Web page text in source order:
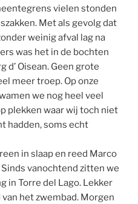
vielen stonden
Met als gevolg dat
weinig afval lag na
was het in de bochten
d’ Oisean. Geen grote
meer troep. Op onze
we nog heel veel
plekken waar wij toch niet
hadden, soms echt
in slaap en reed Marco
Sinds vanochtend zitten we
in Torre del Lago. Lekker
het zwembad. Morgen